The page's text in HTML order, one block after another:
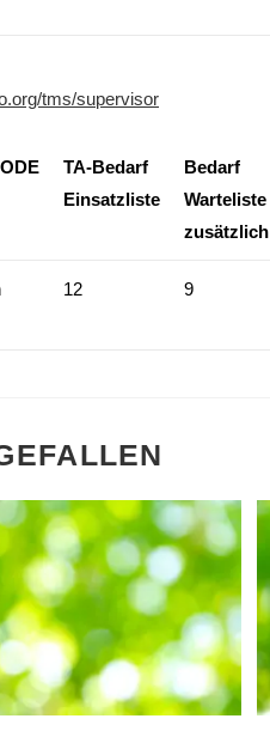
tms/supervisor
TA-Bedarf
Einsatzliste
Bedarf
Warteliste
zusätzlich
12 9